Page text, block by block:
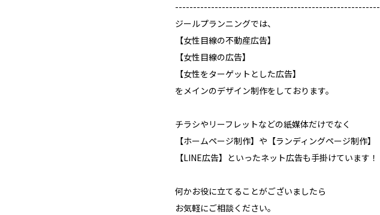
---------------------------------------------------------
ジールプランニングでは、
【女性目線の不動産広告】
【女性目線の広告】
【女性をターゲットとした広告】
をメインのデザイン制作をしております。
チラシやリーフレットなどの紙媒体だけでなく
【ホームページ制作】や【ランディングページ制作】
【LINE広告】といったネット広告も手掛けています！
何かお役に立てることがございましたら
お気軽にご相談ください。